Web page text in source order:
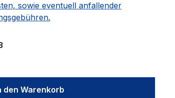
sowie eventuell anfallender
den gewünschten Wert
den Warenkorb